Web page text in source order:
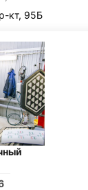
кт, 95Б